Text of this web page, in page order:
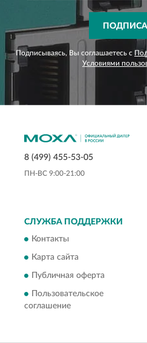
Подписываясь, Вы соглашаетесь с
Условиями
8 (499) 455-53-05
ПН-ВС 9:00-21:00
СЛУЖБА ПОДДЕРЖКИ
Контакты
Карта сайта
Публичная оферта
Пользовательское
соглашение